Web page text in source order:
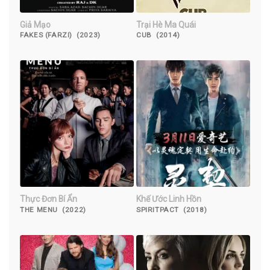
Giả Mạo
FAKES (FARZI) (2023)
Trại Hè Ma Quái
CUB (2014)
Thực Đơn Bí Ẩn
THE MENU (2022)
Khế Ước Linh Hồn
SPIRITPACT (2018)